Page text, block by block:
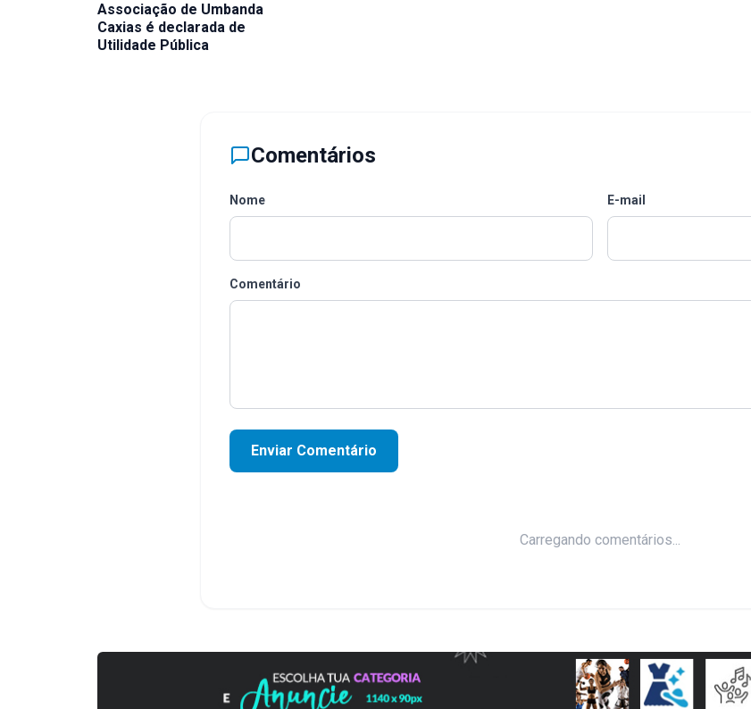
Associação de Umbanda
Caxias é declarada de
Utilidade Pública
Comentários
Nome E-mail
Comentário
Enviar Comentário
Carregando comentários...